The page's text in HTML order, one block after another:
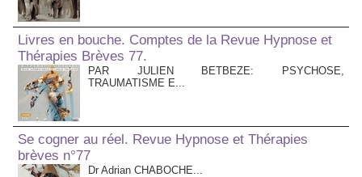
Livres en bouche. Comptes de la Revue Hypnose et
Thérapies Brèves 77.
PAR JULIEN BETBEZE: PSYCHOSE,
TRAUMATISME E...
Se cogner au réel. Revue Hypnose et Thérapies
brèves n°77
Dr Adrian CHABOCHE...